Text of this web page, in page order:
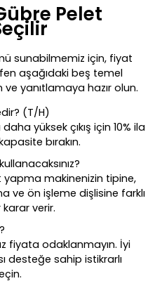
Pelet
sunabilmemiz için, fiyat
aşağıdaki beş temel
yanıtlamaya hazır olun.
(T/H)
yüksek çıkış için 10% ila
bırakın.
yapma makinenizin tipine,
ve ön işleme dişlisine farklı
verir.
fiyata odaklanmayın. İyi
desteğe sahip istikrarlı